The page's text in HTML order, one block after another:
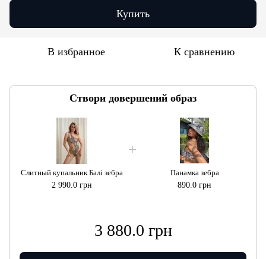
Купить
В избранное К сравнению
Створи довершений образ
Слитный купальник Балі зебра
2 990.0 грн
Панамка зебра
890.0 грн
3 880.0 грн